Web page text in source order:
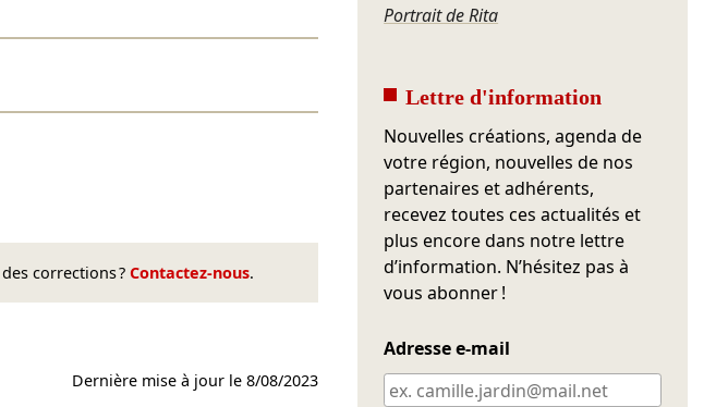
corrections ? Contactez-nous.
Dernière mise à jour le8/08/2023
Portrait de Rita
Lettre d'information
Nouvelles créations, agenda de
votre région, nouvelles de nos
partenaires et adhérents,
recevez toutes ces actualités et
plus encore dans notre lettre
d’information. N’hésitez pas à
vous abonner !
Adresse e-mail